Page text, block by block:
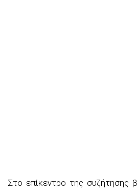
Στο επίκεντρο της συζήτησης